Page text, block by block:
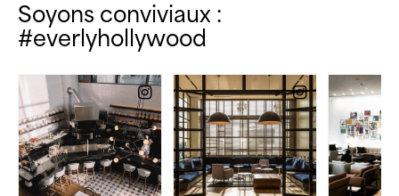
Soyons conviviaux :
#everlyhollywood